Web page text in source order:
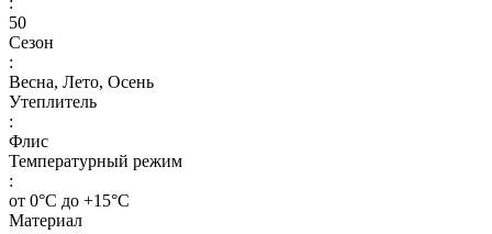
50
Сезон
:
Весна, Лето, Осень
Утеплитель
:
Флис
Температурный режим
:
от 0°С до +15°С
Материал